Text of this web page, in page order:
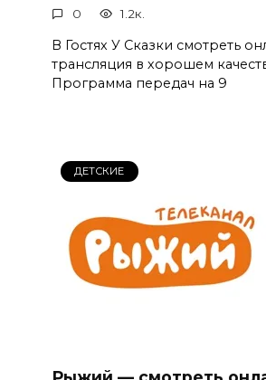
0 1.2к.
В Гостях У Сказки смотреть
трансляция в хорошем
Программа передач на 9
ДЕТСКИЕ